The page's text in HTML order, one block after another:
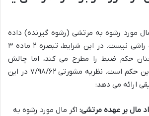
مورد رشوه به مرتشی (رشوه گیرنده) داده
شده و دیگر در دست راشی نیست. در این شرایط، تبصره ۲ ماده ۳
حکم ضبط را مطرح می کند، اما چالش
اصلی، چگونگی اجرای این حکم است. نظریه مشورتی ۷/۹۸/۶۲ در این
ارائه می دهد:
مال بر عهده مرتشی: اگر مال مورد رشوه به